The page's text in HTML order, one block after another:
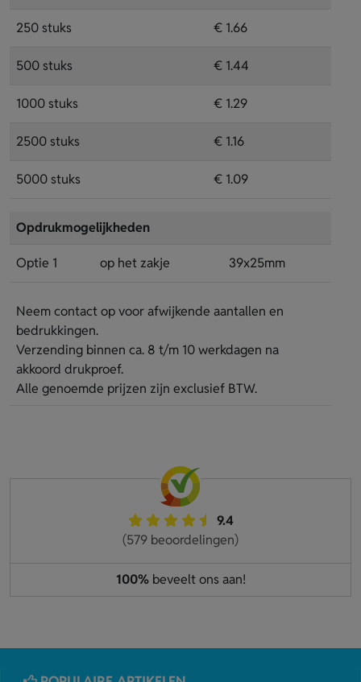
250 stuks € 1.66
500 stuks € 1.44
1000 stuks € 1.29
2500 stuks € 1.16
5000 stuks € 1.09
Opdrukmogelijkheden
Optie 1 op het zakje 39x25mm
Neem contact op voor afwijkende aantallen en
bedrukkingen.
Verzending binnen ca. 8 t/m 10 werkdagen na
akkoord drukproef.
Alle genoemde prijzen zijn exclusief BTW.
9.4
(579 beoordelingen)
100%beveelt ons aan!